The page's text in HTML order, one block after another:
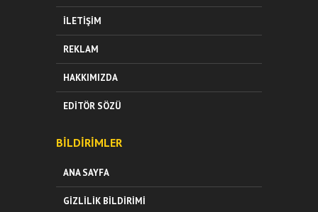
İLETIŞIM
REKLAM
HAKKIMIZDA
EDITÖR SÖZÜ
BILDIRIMLER
ANA SAYFA
GIZLILIK BILDIRIMI